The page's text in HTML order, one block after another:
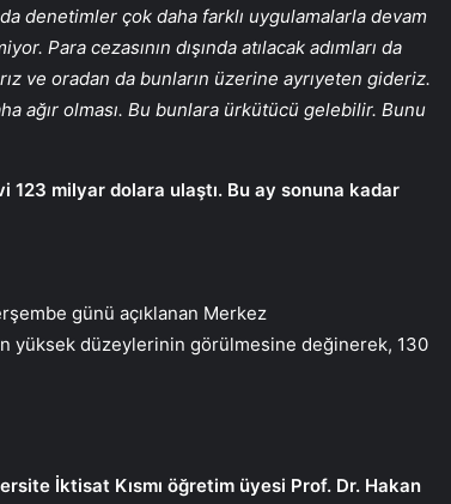
denetimler çok daha farklı uygulamalarla devam
Para cezasının dışında atılacak adımları da
ve oradan da bunların üzerine ayrıyeten gideriz.
ağır olması. Bu bunlara ürkütücü gelebilir. Bunu
123 milyar dolara ulaştı. Bu ay sonuna kadar
günü açıklanan Merkez
yüksek düzeylerinin görülmesine değinerek, 130
İktisat Kısmı öğretim üyesi Prof. Dr. Hakan